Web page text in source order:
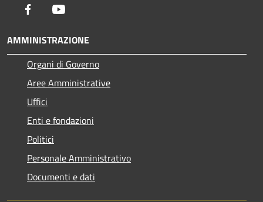
Facebook
AMMINISTRAZIONE
Organi di Governo
Aree Amministrative
Uffici
Enti e fondazioni
Politici
Personale Amministrativo
Documenti e dati